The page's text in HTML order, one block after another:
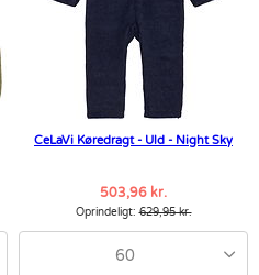
CeLaVi Køredragt - Uld - Night Sky
503,96 kr.
Oprindeligt:629,95 kr.
60